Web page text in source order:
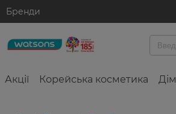
Бренди
Акції Корейська косметика Дім